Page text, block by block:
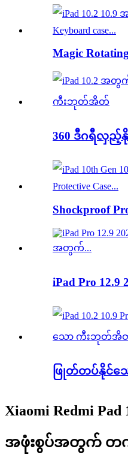
Magic
360 ဒီဂရီလှည့်
Shockproof
iPad Pro
ဖြုတ်တပ်နိုင်
Xiaomi Redmi
အဖုံးစွပ်အတွက်